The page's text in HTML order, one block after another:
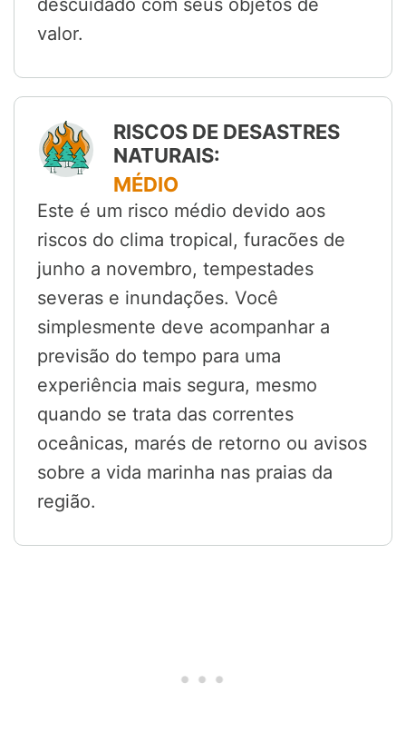
valor.
RISCOS DE DESASTRES
NATURAIS:
MÉDIO
Este é um risco médio devido aos
riscos do clima tropical, furacões de
junho a novembro, tempestades
severas e inundações. Você
simplesmente deve acompanhar a
previsão do tempo para uma
experiência mais segura, mesmo
quando se trata das correntes
oceânicas, marés de retorno ou avisos
sobre a vida marinha nas praias da
região.